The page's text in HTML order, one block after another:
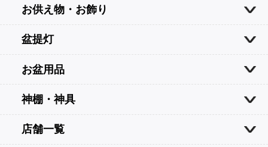
お供え物・お飾り
盆提灯
お盆用品
神棚・神具
店舗一覧